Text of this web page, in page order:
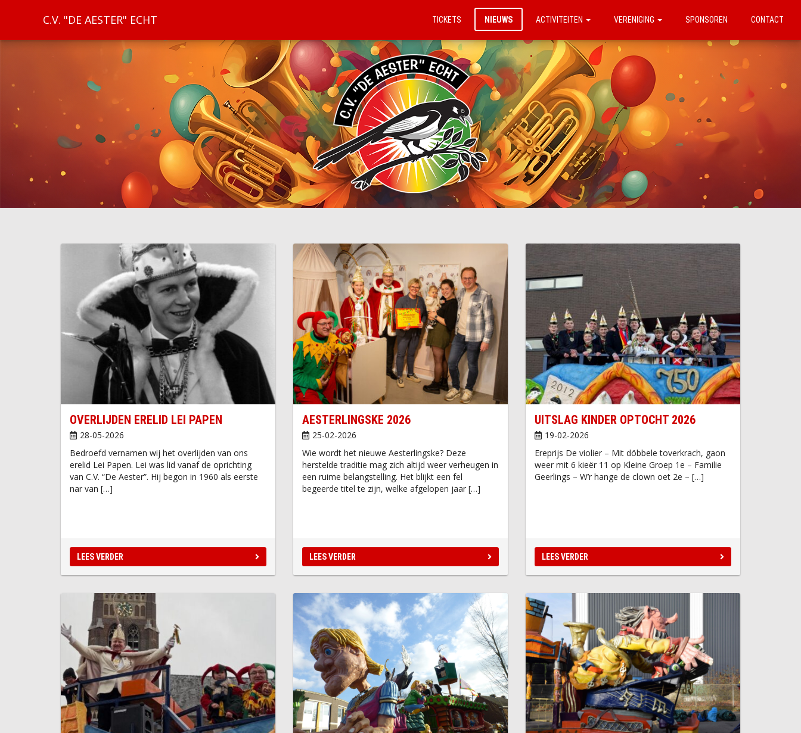
C.V. "DE AESTER" ECHT TICKETS NIEUWS ACTIVITEITEN VERENIGING SPONSOREN CONTACT
OVERLIJDEN ERELID LEI PAPEN
28-05-2026
Bedroefd vernamen wij het overlijden van ons
erelid Lei Papen. Lei was lid vanaf de oprichting
van C.V. “De Aester”. Hij begon in 1960 als eerste
nar van […]
LEES VERDER
AESTERLINGSKE 2026
25-02-2026
Wie wordt het nieuwe Aesterlingske? Deze
herstelde traditie mag zich altijd weer verheugen in
een ruime belangstelling. Het blijkt een fel
begeerde titel te zijn, welke afgelopen jaar […]
LEES VERDER
UITSLAG KINDER OPTOCHT 2026
19-02-2026
Ereprijs De violier – Mit döbbele toverkrach, gaon
weer mit 6 kieër 11 op Kleine Groep 1e – Familie
Geerlings – W’r hange de clown oet 2e – […]
LEES VERDER